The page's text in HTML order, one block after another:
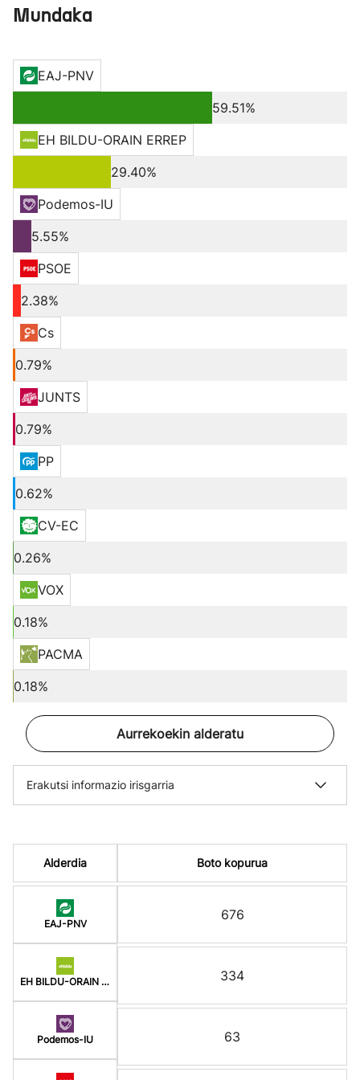
Mundaka
EAJ-PNV
59.51%
EH BILDU-ORAIN ERREP
29.40%
Podemos-IU
5.55%
PSOE
2.38%
Cs
0.79%
JUNTS
0.79%
PP
0.62%
CV-EC
0.26%
VOX
0.18%
PACMA
0.18%
Aurrekoekin alderatu
Erakutsi informazio irisgarria
Alderdia
EAJ-PNV
EH BILDU-ORAIN ERREP
Podemos-IU
Boto kopurua
676
334
63